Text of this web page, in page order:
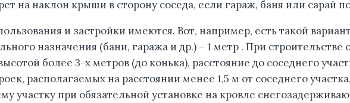
на наклон крыши в сторону соседа, если гараж, баня или сарай
и застройки имеются. Вот, например, есть такой
назначения (бани, гаража и др.) – 1 метр . При строительстве
более 3-х метров (до конька), расстояние до соседнего
располагаемых на расстоянии менее 1,5 м от соседнего
участку при обязательной установке на кровле